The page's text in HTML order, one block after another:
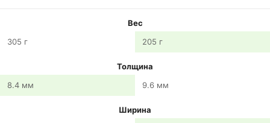
Вес
305 г
205 г
Толщина
8.4 мм
9.6 мм
Ширина